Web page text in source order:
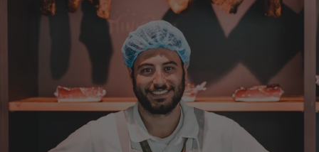
4.8.2026
Hans Joerg
Verifizierter Kunde
Über die Produkte brauchen wir nicht zu
diskutieren, soweit schon probiert alles
Spitze. Der einzige Wermutstropfen ist die
Zustellung durch GLS. Dieses
Transportunternehmen ist das
unzuverlässigste das es gibt. Die liefern